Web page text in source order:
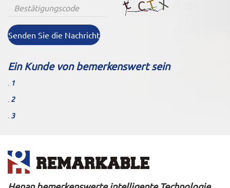
Senden Sie die Nachricht
Ein Kunde von bemerkenswert sein
. 1
. 2
. 3